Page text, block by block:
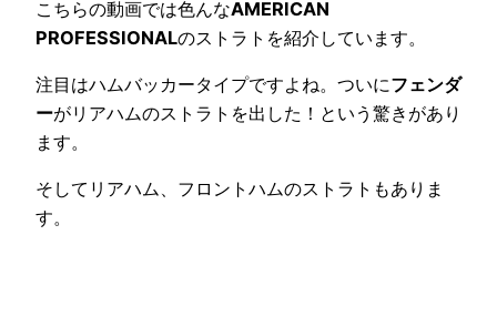
こちらの動画では色んなAMERICAN
PROFESSIONALのストラトを紹介しています。
注目はハムバッカータイプですよね。ついにフェンダ
ーがリアハムのストラトを出した！という驚きがあり
ます。
そしてリアハム、フロントハムのストラトもありま
す。